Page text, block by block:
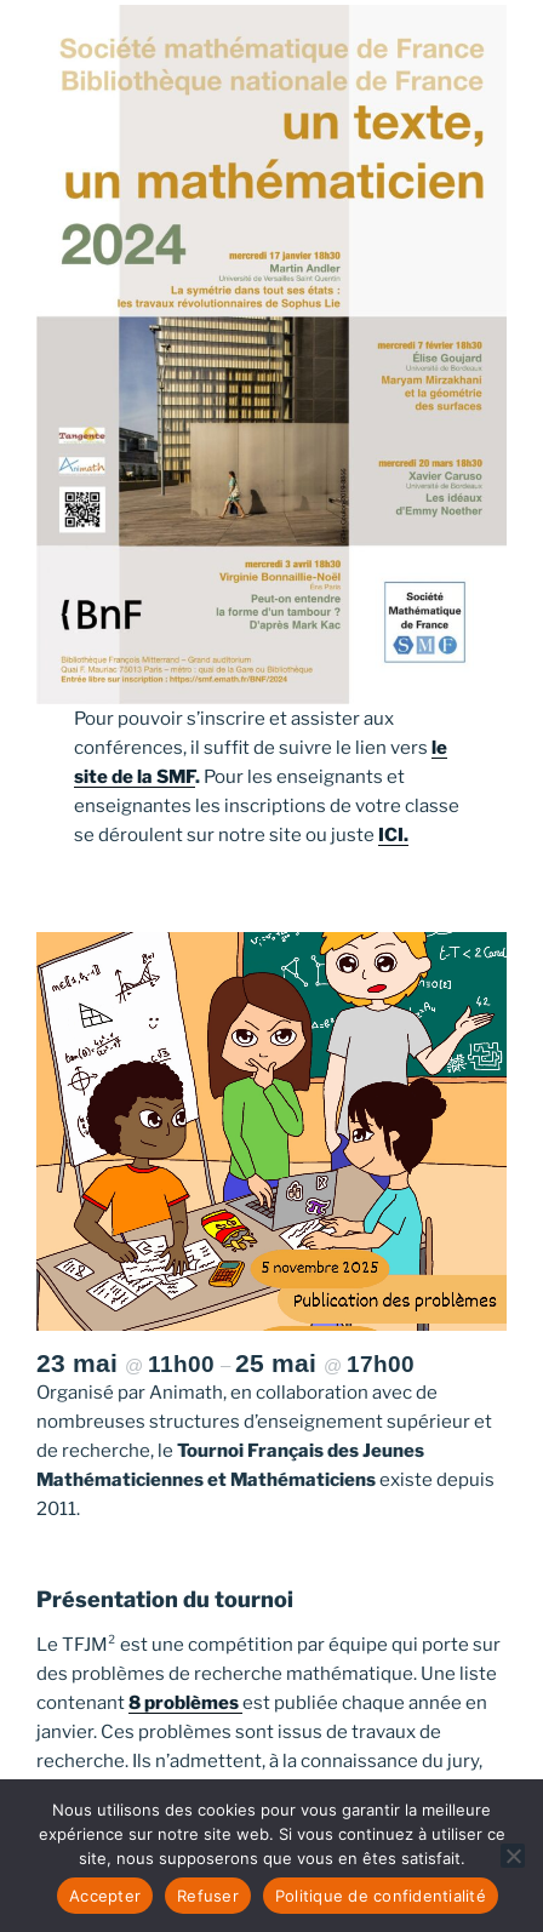
Pour pouvoir s’inscrire et assister aux
conférences, il suffit de suivre le lien versle
site de la SMF. Pour les enseignants et
enseignantes les inscriptions de votre classe
se déroulent sur notre site ou juste ICI.
23 mai @ 11h00 – 25 mai @ 17h00
Organisé par Animath, en collaboration avec de
nombreuses structures d’enseignement supérieur et
de recherche, le Tournoi Français des Jeunes
Mathématiciennes et Mathématiciensexiste depuis
2011.
Présentation du tournoi
Le TFJM² est une compétition par équipe qui porte sur
des problèmes de recherche mathématique. Une liste
contenant8 problèmesest publiée chaque année en
janvier. Ces problèmes sont issus de travaux de
recherche. Ils n’admettent, à la connaissance du jury,
éléments de recherche. C’est l’occasion pour
les
lycéen·nnes
d’avoir un premier contact avec le
monde de la recherche.
Nous utilisons des cookies pour vous garantir la meilleure
expérience sur notre site web. Si vous continuez à utiliser ce
site, nous supposerons que vous en êtes satisfait.
Accepter
Refuser Politique de confidentialité